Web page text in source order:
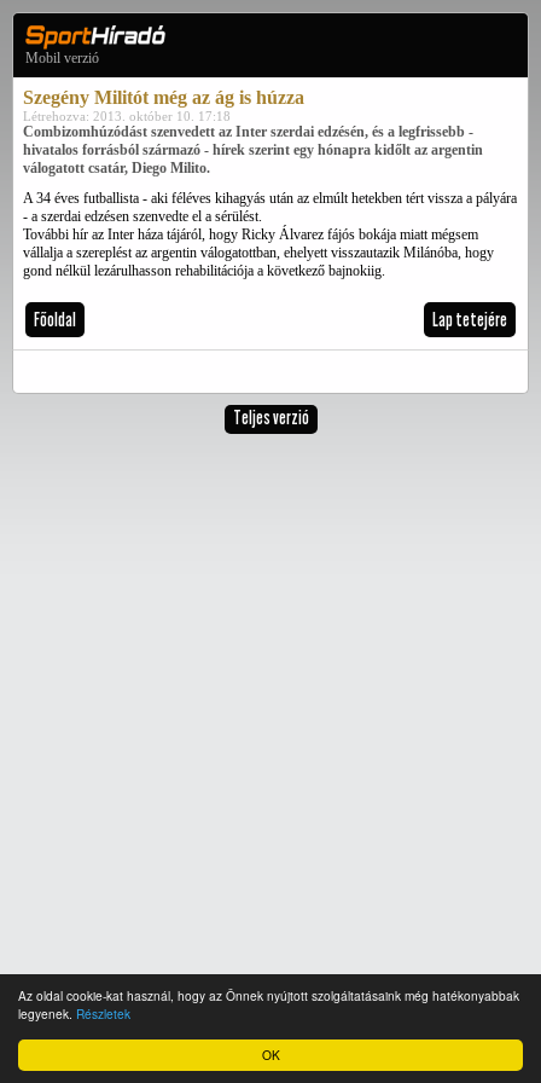
OK
Az oldal cookie-kat használ, hogy az Önnek nyújtott szolgáltatásaink még hatékonyabbak
legyenek. Részletek
Mobil verzió
Szegény Militót még az ág is húzza
Létrehozva: 2013. október 10. 17:18
Combizomhúzódást szenvedett az Inter szerdai edzésén, és a legfrissebb -
hivatalos forrásból származó - hírek szerint egy hónapra kidőlt az argentin
válogatott csatár, Diego Milito.
A 34 éves futballista - aki féléves kihagyás után az elmúlt hetekben tért vissza a pályára
- a szerdai edzésen szenvedte el a sérülést.
További hír az Inter háza tájáról, hogy Ricky Álvarez fájós bokája miatt mégsem
vállalja a szereplést az argentin válogatottban, ehelyett visszautazik Milánóba, hogy
gond nélkül lezárulhasson rehabilitációja a következő bajnokiig.
Főoldal Lap tetejére
Teljes verzió